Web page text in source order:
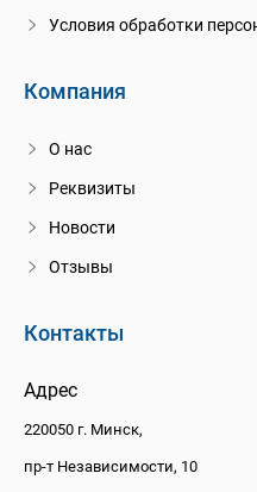
Условия обработки
Компания
О нас
Реквизиты
Новости
Отзывы
Контакты
Адрес
220050 г. Минск,
пр-т Независимости, 10